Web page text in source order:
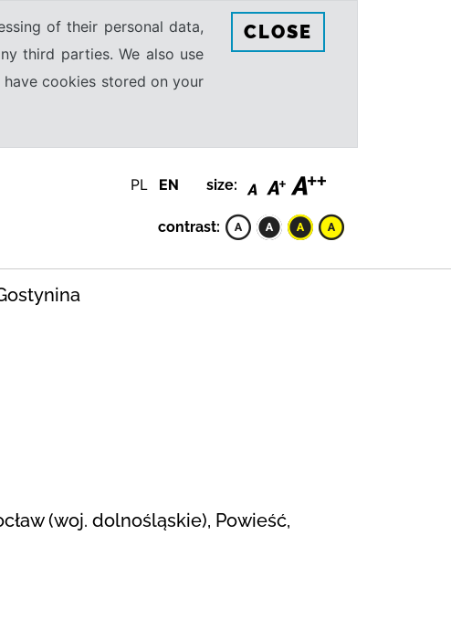
of their personal data,
third parties. We also use
cookies stored on your
CLOSE
PL EN size:
contrast:
(woj. dolnośląskie), Powieść,